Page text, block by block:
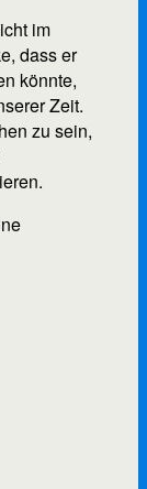
im
dass er
könnte,
Zeit.
zu sein,